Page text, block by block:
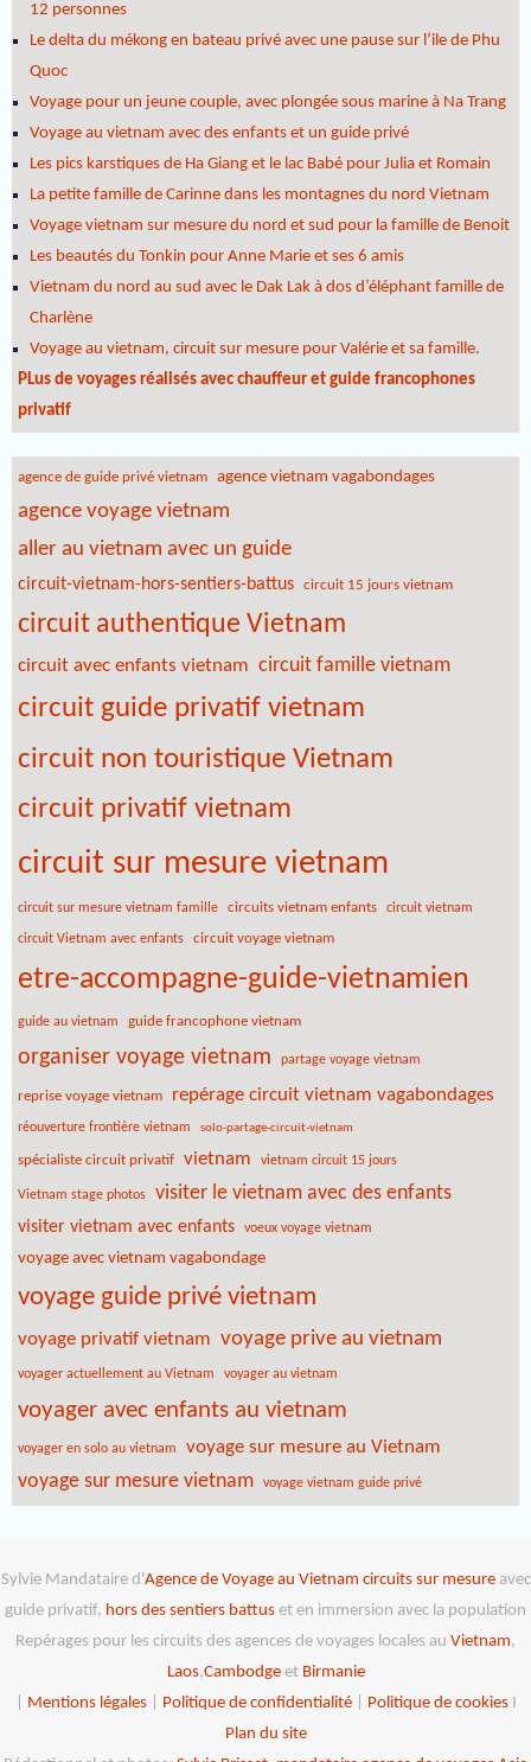
12 personnes
Le delta du mékong en bateau privé avec une pause sur l’ile de Phu
Quoc
Voyage pour un jeune couple, avec plongée sous marine à Na Trang
Voyage au vietnam avec des enfants et un guide privé
Les pics karstiques de Ha Giang et le lac Babé pour Julia et Romain
La petite famille de Carinne dans les montagnes du nord Vietnam
Voyage vietnam sur mesure du nord et sud pour la famille de Benoit
Les beautés du Tonkin pour Anne Marie et ses 6 amis
Vietnam du nord au sud avec le Dak Lak à dos d’éléphant famille de
Charlène
Voyage au vietnam, circuit sur mesure pour Valérie et sa famille.
PLus de voyages réalisés avec chauffeur et guide francophones
privatif
agence de guide privé vietnam agence vietnam vagabondages
agence voyage vietnam
aller au vietnam avec un guide
circuit-vietnam-hors-sentiers-battus circuit 15 jours vietnam
circuit authentique Vietnam
circuit avec enfants vietnam circuit famille vietnam
circuit guide privatif vietnam
circuit non touristique Vietnam
circuit privatif vietnam
circuit sur mesure vietnam
circuit sur mesure vietnam famille circuits vietnam enfants circuit vietnam
circuit Vietnam avec enfants circuit voyage vietnam
etre-accompagne-guide-vietnamien
guide au vietnam guide francophone vietnam
organiser voyage vietnam partage voyage vietnam
reprise voyage vietnam repérage circuit vietnam vagabondages
réouverture frontière vietnam solo-partage-circuit-vietnam
spécialiste circuit privatif vietnam vietnam circuit 15 jours
Vietnam stage photos visiter le vietnam avec des enfants
visiter vietnam avec enfants voeux voyage vietnam
voyage avec vietnam vagabondage
voyage guide privé vietnam
voyage privatif vietnam voyage prive au vietnam
voyager actuellement au Vietnam voyager au vietnam
voyager avec enfants au vietnam
voyager en solo au vietnam voyage sur mesure au Vietnam
voyage sur mesure vietnam voyage vietnam guide privé
Sylvie Mandataire d'Agence de Voyage au Vietnam circuits sur mesureavec
guide privatif, hors des sentiers battus et en immersion avec la population
Repérages pour les circuits des agences de voyages locales au Vietnam,
Laos,Cambodgeet Birmanie
Mentions légales| Politique de confidentialité| Politique de cookiesI
Plan du site